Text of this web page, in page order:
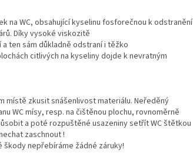
na WC, obsahující kyselinu fosforečnou k odstranění
Díky vysoké viskozitě
ten sám důkladně odstraní i těžko
citlivých na kyseliny dojde k nevratným
místě zkusit snášenlivost materiálu. Neředěný
WC mísy, resp. na čištěnou plochu, rovnoměrně
a poté rozpuštěné usazeniny setřít WC štětkou
zaschnout !
škody nepřebíráme žádné záruky!